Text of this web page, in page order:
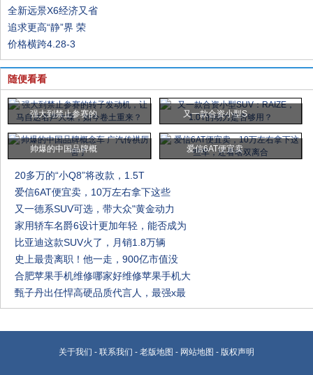
全新远景X6经济又省
追求更高“静”界 荣
价格横跨4.28-3
随便看看
强大到禁止参赛的 又一款合资小型S
帅爆的中国品牌概 爱信6AT便宜卖
20多万的“小Q8”将改款，1.5T
爱信6AT便宜卖，10万左右拿下这些
又一德系SUV可选，带大众"黄金动力
家用轿车名爵6设计更加年轻，能否成为
比亚迪这款SUV火了，月销1.8万辆
史上最贵离职！他一走，900亿市值没
合肥苹果手机维修哪家好维修苹果手机大
甄子丹出任悍高硬品质代言人，最强x最
关于我们 - 联系我们 - 老版地图 - 网站地图 - 版权声明